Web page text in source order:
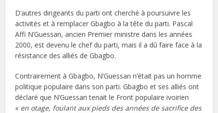
D’autres dirigeants du parti ont cherché à poursuivre les
activités et à remplacer Gbagbo à la tête du parti. Pascal
Affi N’Guessan, ancien Premier ministre dans les années
2000, est devenu le chef du parti, mais il a dû faire face à la
résistance des alliés de Gbagbo.
Contrairement à Gbagbo, N’Guessan n’était pas un homme
politique populaire dans son parti. Gbagbo et ses alliés ont
déclaré que N’Guessan tenait le Front populaire ivoirien
« en otage, foulant aux pieds des années de sacrifice des